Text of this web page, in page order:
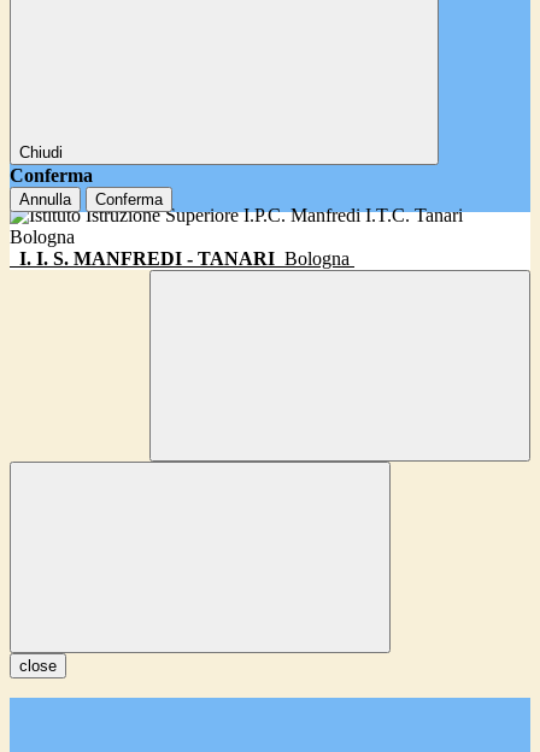
Chiudi
Conferma
Annulla Conferma
I. I. S. MANFREDI - TANARI Bologna
close